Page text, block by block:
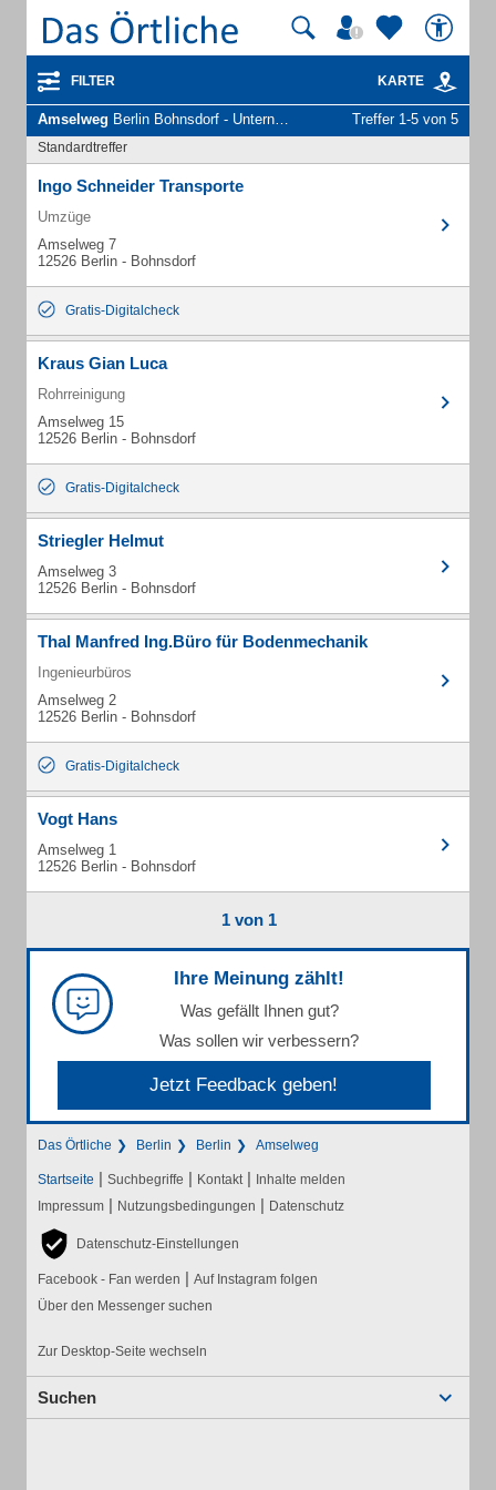
FILTER KARTE
Amselweg Berlin Bohnsdorf - Unternehmen und Personen Treffer 1-5 von 5
Standardtreffer
Ingo Schneider Transporte
Umzüge
Amselweg 7
12526 Berlin - Bohnsdorf
Gratis-Digitalcheck
Kraus Gian Luca
Rohrreinigung
Amselweg 15
12526 Berlin - Bohnsdorf
Gratis-Digitalcheck
Striegler Helmut
Amselweg 3
12526 Berlin - Bohnsdorf
Thal Manfred Ing.Büro für Bodenmechanik
Ingenieurbüros
Amselweg 2
12526 Berlin - Bohnsdorf
Gratis-Digitalcheck
Vogt Hans
Amselweg 1
12526 Berlin - Bohnsdorf
1 von 1
Ihre Meinung zählt!
Was gefällt Ihnen gut?
Was sollen wir verbessern?
Jetzt Feedback geben!
Das Örtliche Berlin Berlin Amselweg
Startseite | Suchbegriffe | Kontakt | Inhalte melden
Impressum | Nutzungsbedingungen | Datenschutz
Datenschutz-Einstellungen
Facebook - Fan werden | Auf Instagram folgen
Über den Messenger suchen
Zur Desktop-Seite wechseln
Suchen